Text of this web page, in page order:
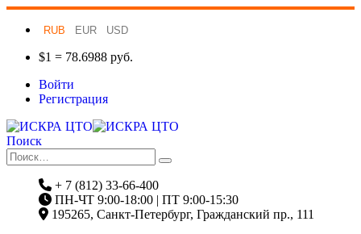
RUB EUR USD
$1 = 78.6988 руб.
Войти
Регистрация
Поиск
+ 7 (812) 33-66-400
ПН-ЧТ 9:00-18:00 | ПТ 9:00-15:30
195265, Санкт-Петербург, Гражданский пр., 111